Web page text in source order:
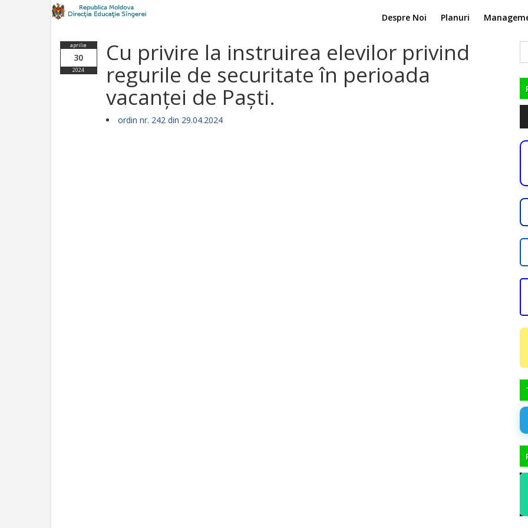
Despre Noi Planuri
aprilie
30
2024
Cu privire la instruirea elevilor privind
regurile de securitate în perioada
vacanței de Paști.
ordin nr. 242 din 29.04.2024